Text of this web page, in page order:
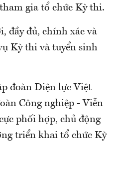
gia tổ chức Kỳ thi.
đầy đủ, chính xác và
Kỳ thi và tuyển sinh
đoàn Điện lực Việt
Công nghiệp - Viễn
phối hợp, chủ động
triển khai tổ chức Kỳ